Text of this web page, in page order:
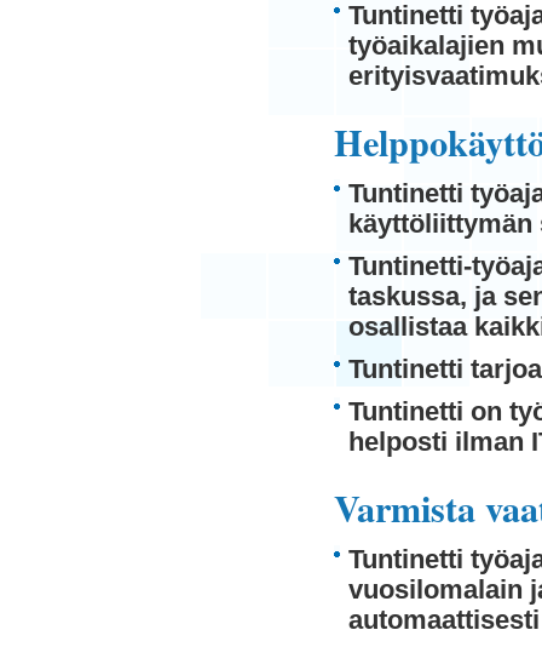
Tuntinetti
työaikalajien
Tuntinetti
käyttöliittymän
Tuntinetti-
taskussa, ja
osallistaa
Tuntinetti
Tuntinetti on
helposti ilman
Varmista
Tuntinetti
vuosilomalain
automaattisesti